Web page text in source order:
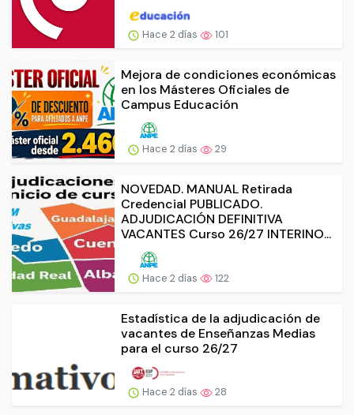
Hace 2 días 101
Mejora de condiciones económicas
en los Másteres Oficiales de
Campus Educación
Hace 2 días 29
NOVEDAD. MANUAL Retirada
Credencial PUBLICADO.
ADJUDICACIÓN DEFINITIVA
VACANTES Curso 26/27 INTERINO...
Hace 2 días 122
Estadística de la adjudicación de
vacantes de Enseñanzas Medias
para el curso 26/27
Hace 2 días 28